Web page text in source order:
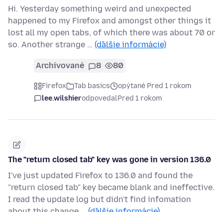
Hi. Yesterday something weird and unexpected
happened to my Firefox and amongst other things it
lost all my open tabs, of which there was about 70 or
so. Another strange … (ďalšie informácie)
Archivované 8 80
Firefox Tab basics
opýtané Pred 1 rokom
lee.wilshierodpovedalPred 1 rokom
The "return closed tab" key was gone in version 136.0
I've just updated Firefox to 136.0 and found the
"return closed tab" key became blank and ineffective.
I read the update log but didn't find infomation